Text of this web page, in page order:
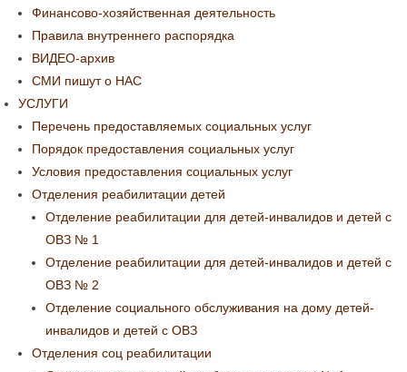
Финансово-хозяйственная деятельность
Правила внутреннего распорядка
ВИДЕО-архив
СМИ пишут о НАС
УСЛУГИ
Перечень предоставляемых социальных услуг
Порядок предоставления социальных услуг
Условия предоставления социальных услуг
Отделения реабилитации детей
Отделение реабилитации для детей-инвалидов и детей с
ОВЗ № 1
Отделение реабилитации для детей-инвалидов и детей с
ОВЗ № 2
Отделение социального обслуживания на дому детей-
инвалидов и детей с ОВЗ
Отделения соц реабилитации